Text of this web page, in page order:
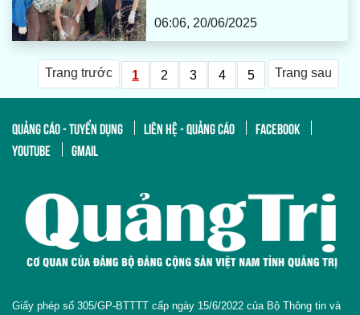
06:06, 20/06/2025
Trang trước 1 2 3 4 5 Trang sau
QUẢNG CÁO - TUYỂN DỤNG LIÊN HỆ - QUẢNG CÁO
FACEBOOK
YOUTUBE
GMAIL
Giấy phép số 305/GP-BTTTT cấp ngày 15/6/2022 của Bộ Thông tin và